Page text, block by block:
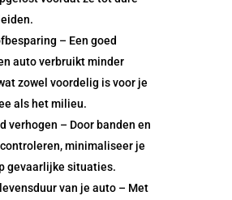
– Een goed
auto verbruikt minder
zowel voordelig is voor je
als het milieu.
verhogen – Door banden en
minimaliseer je
gevaarlijke situaties.
van je auto – Met